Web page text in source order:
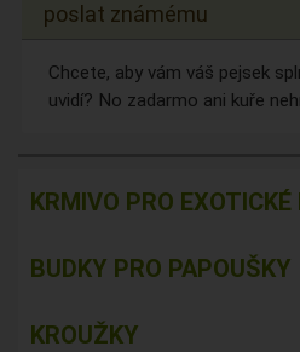
poslat známému
Chcete, aby vám váš pejsek
uvidí? No zadarmo ani kuře
KRMIVO PRO
BUDKY PRO PAPOUŠKY
KROUŽKY